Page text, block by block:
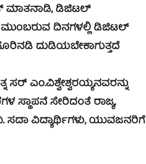
ಮಾತನಾಡಿ, ಡಿಜಿಟಲ್
ದಿನಗಳಲ್ಲಿ ಡಿಜಿಟಲ್
ದುಡಿಯಬೇಕಾಗುತ್ತದೆ
ಎಂ.ವಿಶ್ವೇಶ್ವರಯ್ಯನವರನ್ನು
ಸ್ಥಾಪನೆ ಸೇರಿದಂತೆ ರಾಜ್ಯ,
ಸದಾ ವಿದ್ಯಾರ್ಥಿಗಳು, ಯುವಜನರಿಗೆ